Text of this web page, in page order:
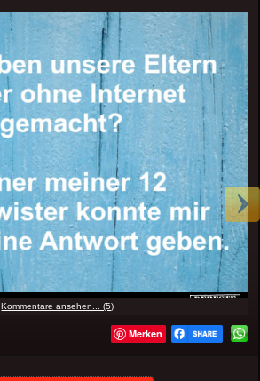
Kommentare ansehen... (5)
Merken